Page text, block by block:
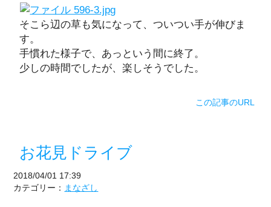
そこら辺の草も気になって、ついつい手が伸びま
す。
手慣れた様子で、あっという間に終了。
少しの時間でしたが、楽しそうでした。
この記事のURL
お花見ドライブ
2018/04/01 17:39
カテゴリー： まなざし